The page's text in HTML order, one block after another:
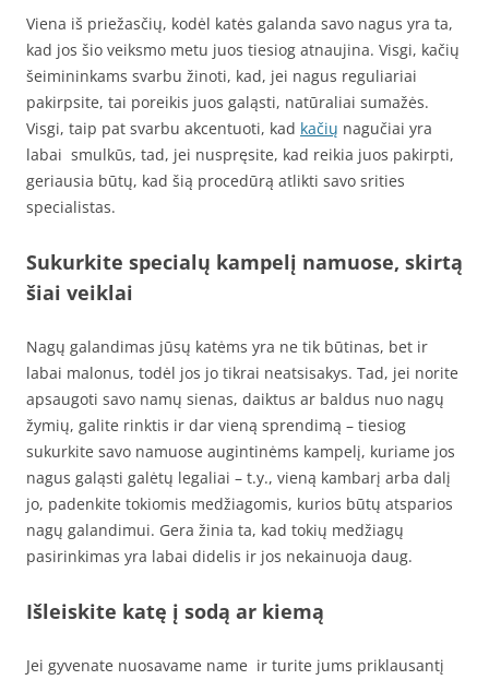
Viena iš priežasčių, kodėl katės galanda savo nagus yra ta,
kad jos šio veiksmo metu juos tiesiog atnaujina. Visgi, kačių
šeimininkams svarbu žinoti, kad, jei nagus reguliariai
pakirpsite, tai poreikis juos galąsti, natūraliai sumažės.
Visgi, taip pat svarbu akcentuoti, kad kačių nagučiai yra
labai smulkūs, tad, jei nuspręsite, kad reikia juos pakirpti,
geriausia būtų, kad šią procedūrą atlikti savo srities
specialistas.
Sukurkite specialų kampelį namuose, skirtą
šiai veiklai
Nagų galandimas jūsų katėms yra ne tik būtinas, bet ir
labai malonus, todėl jos jo tikrai neatsisakys. Tad, jei norite
apsaugoti savo namų sienas, daiktus ar baldus nuo nagų
žymių, galite rinktis ir dar vieną sprendimą – tiesiog
sukurkite savo namuose augintinėms kampelį, kuriame jos
nagus galąsti galėtų legaliai – t.y., vieną kambarį arba dalį
jo, padenkite tokiomis medžiagomis, kurios būtų atsparios
nagų galandimui. Gera žinia ta, kad tokių medžiagų
pasirinkimas yra labai didelis ir jos nekainuoja daug.
Išleiskite katę į sodą ar kiemą
Jei gyvenate nuosavame name ir turite jums priklausantį